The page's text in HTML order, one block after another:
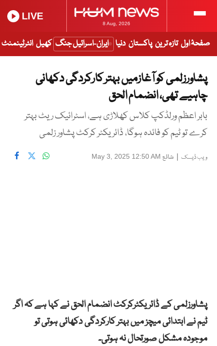
8 Aug, 2026
LIVE
صفحۂ اول تازہ ترین پاکستان دنیا ایران-اسرائیل جنگ کھیل انٹرٹینمنٹ
پشاورزلمی کو آغازمیں بہتر کارکردگی دکھانی
چاہیے تھی، انضمام الحق
بابر اعظم ورلڈکپ کلاس کھلاڑی ہے، اسٹرائیک ریٹ بہتر
کرے تو ٹیم کو فائدہ ہوگا، ڈائریکٹر کرکٹ پشاور زلمی
ویب ڈیسک | شائع May 3, 2025 12:50 AM
پشاورزلمی کے ڈائریکٹرکرکٹ انضمام الحق نے کہا ہے کہ اگر
ٹیم نے ابتدائی میچز میں بہتر کارکردگی دکھائی ہوتی تو
موجودہ مشکل صورتحال نہ ہوتی۔